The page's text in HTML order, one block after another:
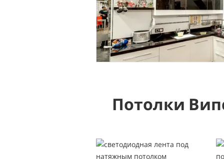
Потолки